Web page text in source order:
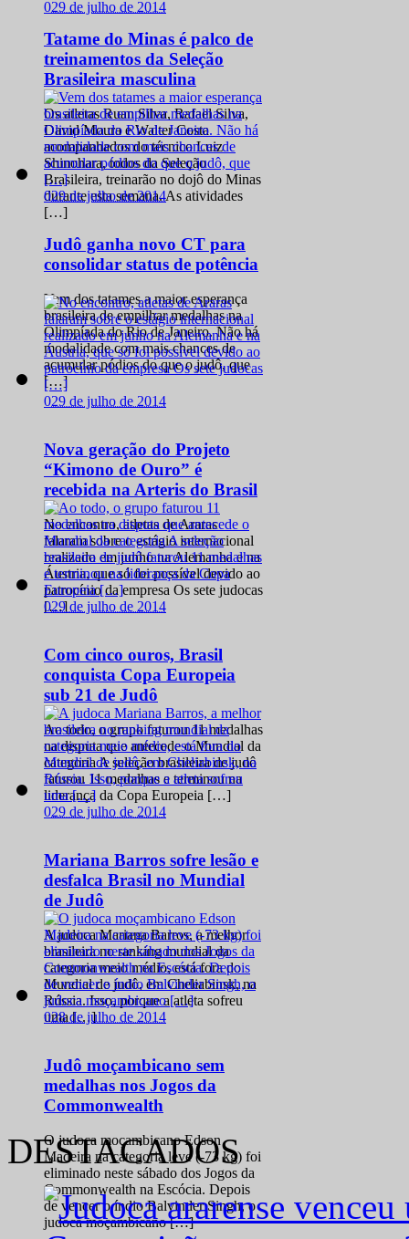
029 de julho de 2014
Tatame do Minas é palco de
treinamentos da Seleção
Brasileira masculina
Os atletas Ruan Silva, Rafael Silva,
David Moura e Walter Costa
acompanhados do técnico Luiz
Shinohara, todos da Seleção
Brasileira, treinarão no dojô do Minas
durante esta semana. As atividades
[…]
029 de julho de 2014
Judô ganha novo CT para
consolidar status de potência
Vem dos tatames a maior esperança
brasileira de empilhar medalhas na
Olimpíada do Rio de Janeiro. Não há
modalidade com mais chances de
acumular pódios do que o judô, que
[…]
029 de julho de 2014
Nova geração do Projeto
“Kimono de Ouro” é
recebida na Arteris do Brasil
No encontro, atletas de Araras
falaram sobre o estágio internacional
realizado em junho na Alemanha e na
Áustria, que só foi possível devido ao
patrocínio da empresa Os sete judocas
[…]
029 de julho de 2014
Com cinco ouros, Brasil
conquista Copa Europeia
sub 21 de Judô
Ao todo, o grupo faturou 11 medalhas
na disputa que antecede o Mundial da
categoria A seleção brasileira de judô
faturou 11 medalhas e terminou na
liderança da Copa Europeia […]
029 de julho de 2014
Mariana Barros sofre lesão e
desfalca Brasil no Mundial
de Judô
A judoca Mariana Barros, a melhor
brasileira no ranking mundial da
categoria meio médio, está fora do
Mundial de judô, em Cheliabinsk, na
Rússia. Isso, porque a atleta sofreu
uma […]
028 de julho de 2014
Judô moçambicano sem
medalhas nos Jogos da
Commonwealth
O judoca moçambicano Edson
Madeira na categoria leve (-73 kg) foi
eliminado neste sábado dos Jogos da
Commonwealth na Escócia. Depois
de vencer o índio Balvinder Singh, o
judoca moçambicano […]
DESTACADOS